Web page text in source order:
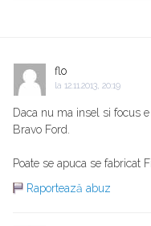
flo
la 12.11.2013, 20:19
Daca nu ma insel si focus
Bravo Ford.
Poate se apuca se fabricat
Raportează abuz